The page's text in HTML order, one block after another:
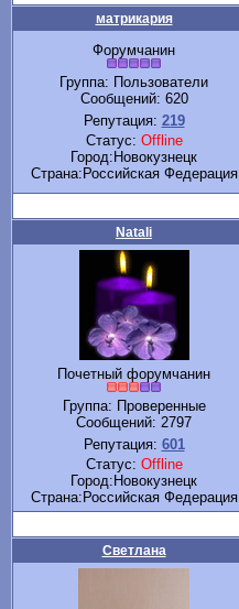
матрикария
Форумчанин
Группа: Пользователи
Сообщений: 620
Репутация: 219
Статус: Offline
Город:Новокузнецк
Cтрана:Российская Федерация
Natali
Почетный форумчанин
Группа: Проверенные
Сообщений: 2797
Репутация: 601
Статус: Offline
Город:Новокузнецк
Cтрана:Российская Федерация
Светлана